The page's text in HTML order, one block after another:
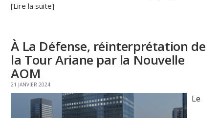
[Lire la suite]
À La Défense, réinterprétation de
la Tour Ariane par la Nouvelle
AOM
21 JANVIER 2024
Le